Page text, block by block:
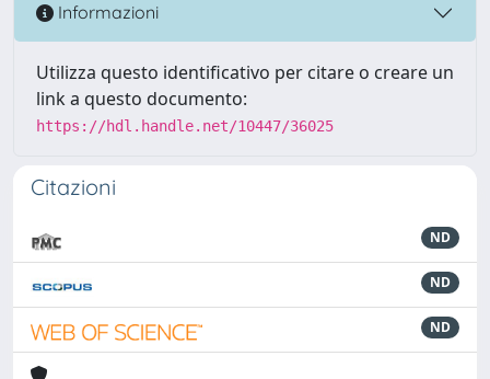
Informazioni
Utilizza questo identificativo per citare o creare un
link a questo documento:
https://hdl.handle.net/10447/36025
Citazioni
ND
ND
ND